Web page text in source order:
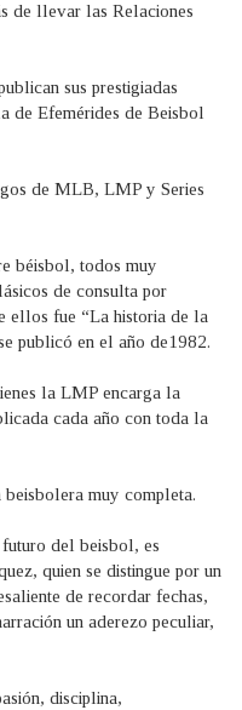
de llevar las Relaciones
sus prestigiadas
de Efemérides de Beisbol
de MLB, LMP y Series
béisbol, todos muy
de consulta por
ellos fue “La historia de la
publicó en el año de1982.
la LMP encarga la
cada año con toda la
muy completa.
del beisbol, es
quien se distingue por un
de recordar fechas,
un aderezo peculiar,
disciplina,